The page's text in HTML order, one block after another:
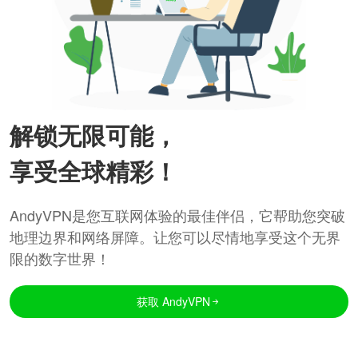
解锁无限可能，
享受全球精彩！
AndyVPN是您互联网体验的最佳伴侣，它帮助您突破
地理边界和网络屏障。让您可以尽情地享受这个无界
限的数字世界！
获取 AndyVPN